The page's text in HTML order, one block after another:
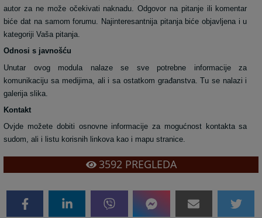
autor za ne može očekivati naknadu. Odgovor na pitanje ili komentar
biće dat na samom forumu. Najinteresantnija pitanja biće objavljena i u
kategoriji Vaša pitanja.
Odnosi s javnošću
Unutar ovog modula nalaze se sve potrebne informacije za
komunikaciju sa medijima, ali i sa ostatkom građanstva. Tu se nalazi i
galerija slika.
Kontakt
Ovjde možete dobiti osnovne informacije za mogućnost kontakta sa
sudom, ali i listu korisnih linkova kao i mapu stranice.
3592PREGLEDA